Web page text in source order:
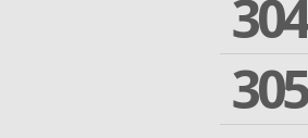
304
305